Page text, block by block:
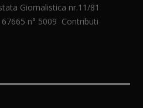
Giornalistica nr.11/81
67665 n° 5009 Contributi